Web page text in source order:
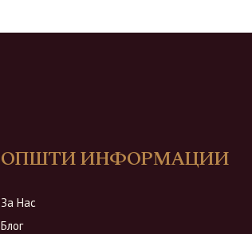
ОПШТИ ИНФОРМАЦИИ
За Нас
Блог